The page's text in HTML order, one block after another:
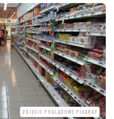
go nie jedz!